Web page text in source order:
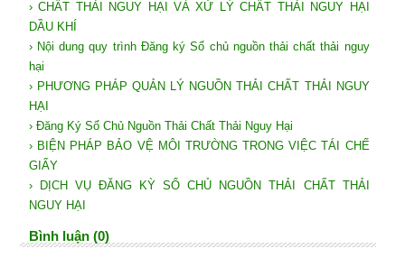
› CHẤT THẢI NGUY HẠI VÀ XỬ LÝ CHẤT THẢI NGUY HẠI
DẦU KHÍ
› Nội dung quy trình Đăng ký Sổ chủ nguồn thải chất thải nguy
hại
› PHƯƠNG PHÁP QUẢN LÝ NGUỒN THẢI CHẤT THẢI NGUY
HẠI
› Đăng Ký Sổ Chủ Nguồn Thải Chất Thải Nguy Hại
› BIỆN PHÁP BẢO VỆ MÔI TRƯỜNG TRONG VIỆC TÁI CHẾ
GIẤY
› DỊCH VỤ ĐĂNG KỲ SỔ CHỦ NGUỒN THẢI CHẤT THẢI
NGUY HẠI
Bình luận (0)